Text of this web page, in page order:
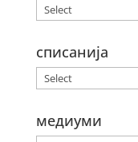
списанија
медиуми